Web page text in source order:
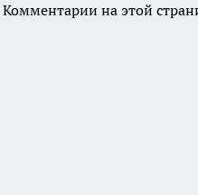
Комментарии на этой